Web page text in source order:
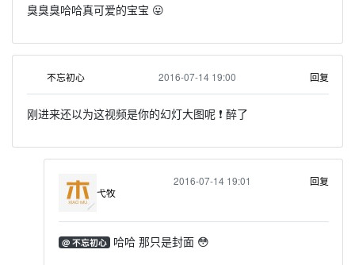
臭臭臭哈哈真可爱的宝宝 😛
不忘初心 2016-07-14 19:00 回复
刚进来还以为这视频是你的幻灯大图呢 ❗ 醉了
弋牧
2016-07-14 19:01 回复
@ 不忘初心 哈哈 那只是封面 😳